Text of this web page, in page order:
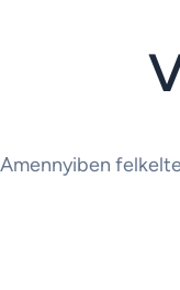
Amennyiben